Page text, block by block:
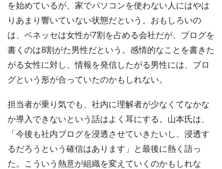
を始めているが、家でパソコンを使わない人にはやは
りあまり響いていない状態だという。おもしろいの
は、ベネッセは女性が7割を占める会社だが、ブログを
書くのは8割がた男性だという。感情的なことを書きた
がる女性に対し、情報を発信したがる男性には、ブロ
グという形が合っていたのかもしれない。
担当者が乗り気でも、社内に理解者が少なくてなかな
か導入できないという話はよく耳にする。山本氏は、
「今後も社内ブログを浸透させていきたいし、浸透す
るだろうという確信はあります」と最後に熱く語っ
た。こういう熱意が組織を変えていくのかもしれな